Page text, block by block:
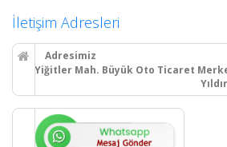
İletişim Adresleri
Adresimiz
Yiğitler Mah. Büyük Oto Ticaret
Yıldırım /